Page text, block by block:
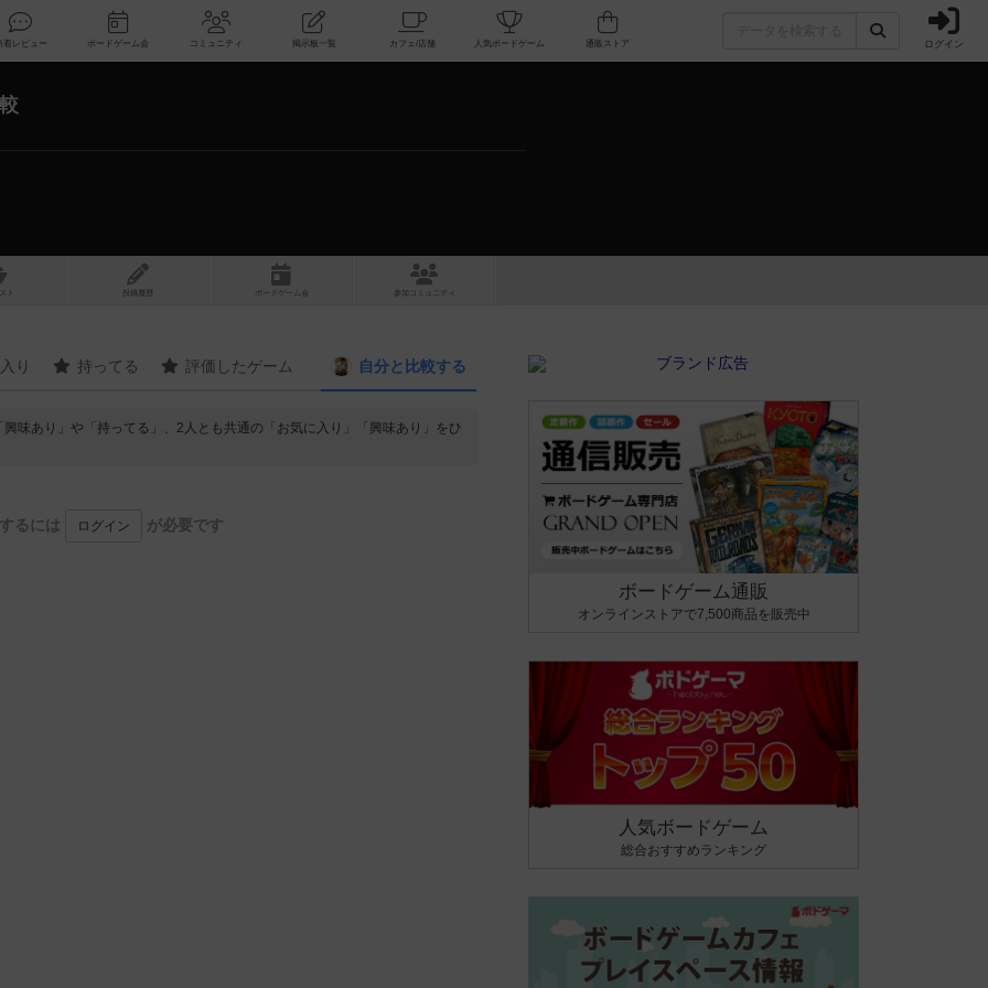
新着レビュー ボードゲーム会 コミュニティ 掲示板一覧 カフェ/店舗 人気ボードゲーム ログイン
ト 投稿履歴 ボ ドゲ ーム コミュニティ
り 持ってる 評価したゲーム 自分と 比較する
味あり」や「持ってる」、2人とも共通の「お気に入り」「興味あり」をひ
るには ログイン が必要です
ボードゲーム通販
オンラインストアで7,500商品を販売中
人気ボードゲーム
総合おすすめランキング